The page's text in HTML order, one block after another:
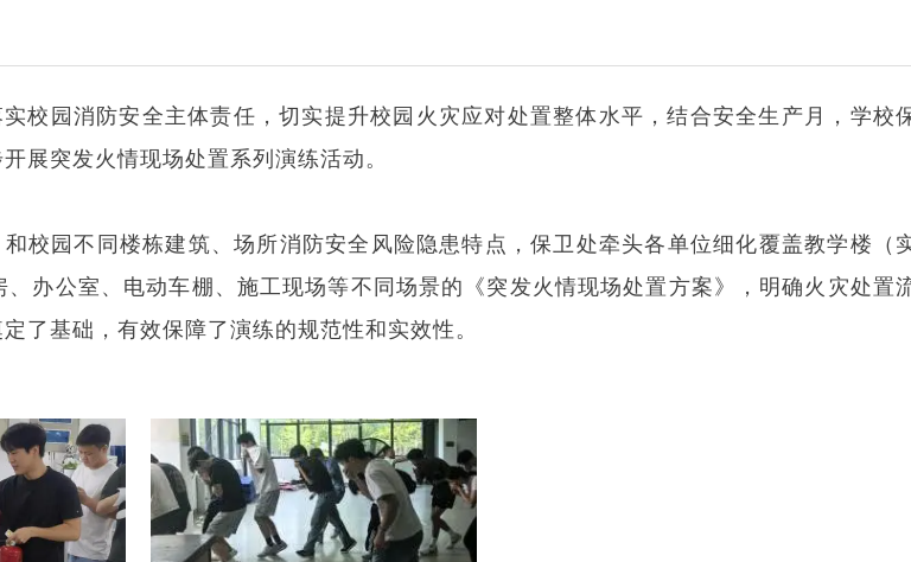
校园消防安全主体责任，切实提升校园火灾应对处置整体水平，结合安全生产月，学校
展突发火情现场处置系列演练活动。
校园不同楼栋建筑、场所消防安全风险隐患特点，保卫处牵头各单位细化覆盖教学楼（
办公室、电动车棚、施工现场等不同场景的《突发火情现场处置方案》，明确火灾处置
了基础，有效保障了演练的规范性和实效性。